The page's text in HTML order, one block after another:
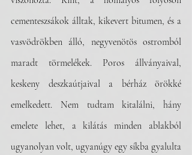
cementeszsákok álltak, kikevert bitumen, és a
vasvödrökben álló, negyvenötös ostromból
maradt törmelékek. Poros állványaival,
keskeny deszkaútjaival a bérház örökké
emelkedett. Nem tudtam kitalálni, hány
emelete lehet, a kilátás minden ablakból
ugyanolyan volt, ugyanúgy egy síkba gyalulta